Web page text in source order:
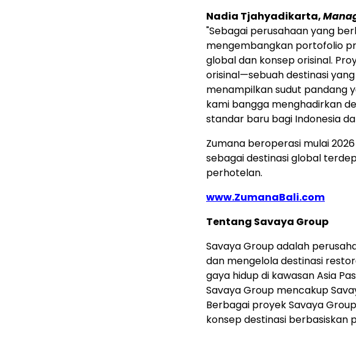
Nadia Tjahyadikarta,
"Sebagai perusahaan yang
mengembangkan portofolio
global dan konsep orisinal.
orisinal—sebuah destinasi
menampilkan sudut pandang
kami bangga menghadirkan
standar baru bagi Indonesia
Zumana beroperasi mulai
sebagai destinasi global
perhotelan.
www.ZumanaBali.com
Tentang Savaya Group
Savaya Group adalah
dan mengelola destinasi
gaya hidup di kawasan Asia
Savaya Group mencakup
Berbagai proyek Savaya
konsep destinasi berbasiskan